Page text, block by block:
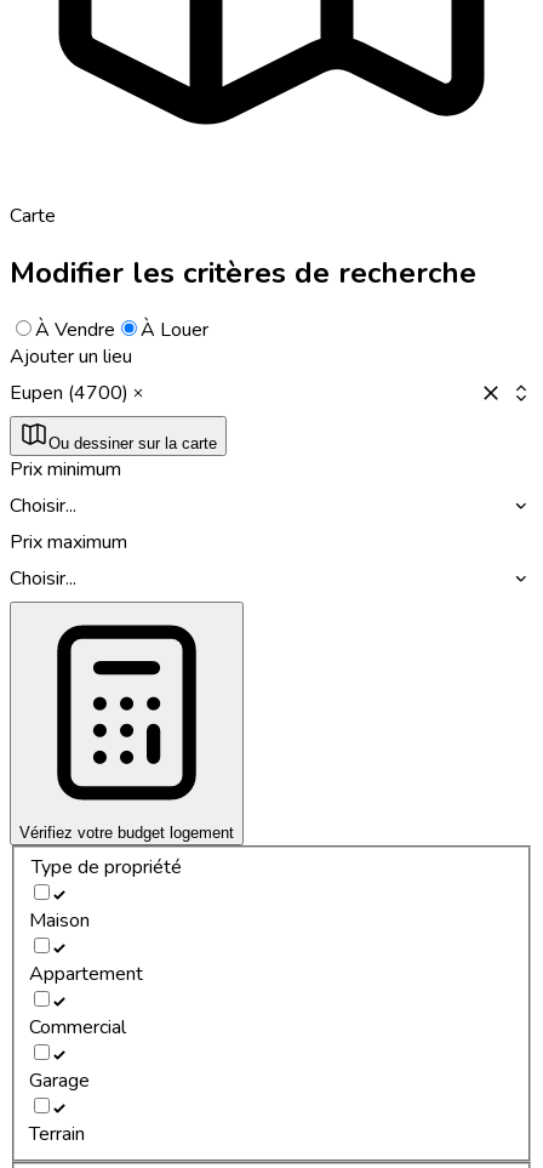
Carte
Modifier les critères de recherche
À Vendre
À Louer
Ajouter un lieu
Eupen (4700)
Ou dessiner sur la carte
Prix minimum
Choisir...
Prix maximum
Choisir...
Vérifiez votre budget logement
Type de propriété
Maison
Appartement
Commercial
Garage
Terrain